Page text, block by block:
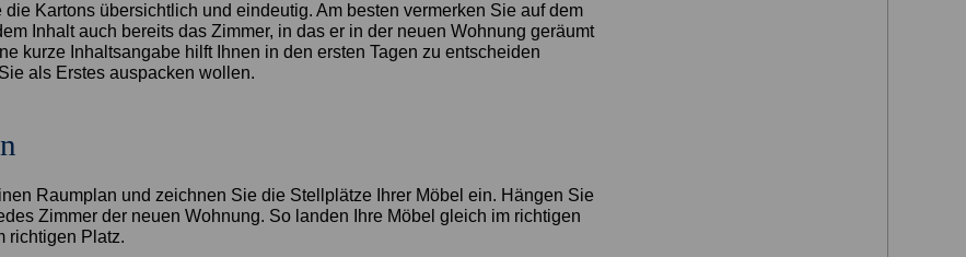
die Kartons übersichtlich und eindeutig. Am besten vermerken Sie auf dem
Inhalt auch bereits das Zimmer, in das er in der neuen Wohnung geräumt
kurze Inhaltsangabe hilft Ihnen in den ersten Tagen zu entscheiden
als Erstes auspacken wollen.
Raumplan und zeichnen Sie die Stellplätze Ihrer Möbel ein. Hängen Sie
Zimmer der neuen Wohnung. So landen Ihre Möbel gleich im richtigen
richtigen Platz.